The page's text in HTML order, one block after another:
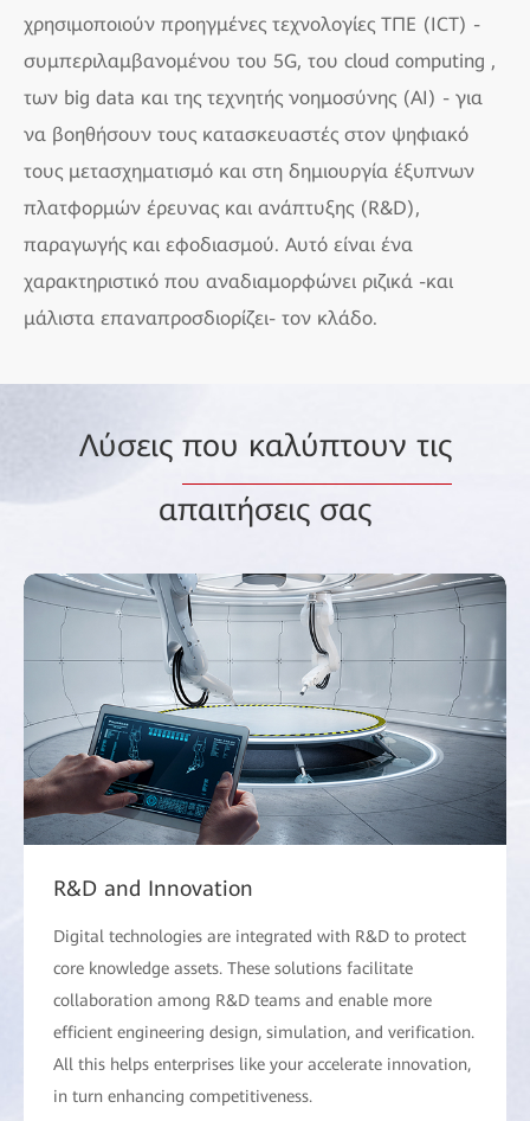
χρησιμοποιούν προηγμένες τεχνολογίες ΤΠΕ (ICT) -
συμπεριλαμβανομένου του 5G, του cloud computing ,
των big data και της τεχνητής νοημοσύνης (AI) - για
να βοηθήσουν τους κατασκευαστές στον ψηφιακό
τους μετασχηματισμό και στη δημιουργία έξυπνων
πλατφορμών έρευνας και ανάπτυξης (R&D),
παραγωγής και εφοδιασμού. Αυτό είναι ένα
χαρακτηριστικό που αναδιαμορφώνει ριζικά -και
μάλιστα επαναπροσδιορίζει- τον κλάδο.
Λύσεις που καλύπτουν τις
απαιτήσεις σας
R&D and Innovation
Digital technologies are integrated with R&D to protect
core knowledge assets. These solutions facilitate
collaboration among R&D teams and enable more
efficient engineering design, simulation, and verification.
All this helps enterprises like your accelerate innovation,
in turn enhancing competitiveness.